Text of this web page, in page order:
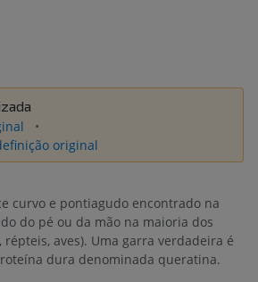
original
curvo e pontiagudo encontrado na
do pé ou da mão na maioria dos
aves). Uma garra verdadeira é
dura denominada queratina.